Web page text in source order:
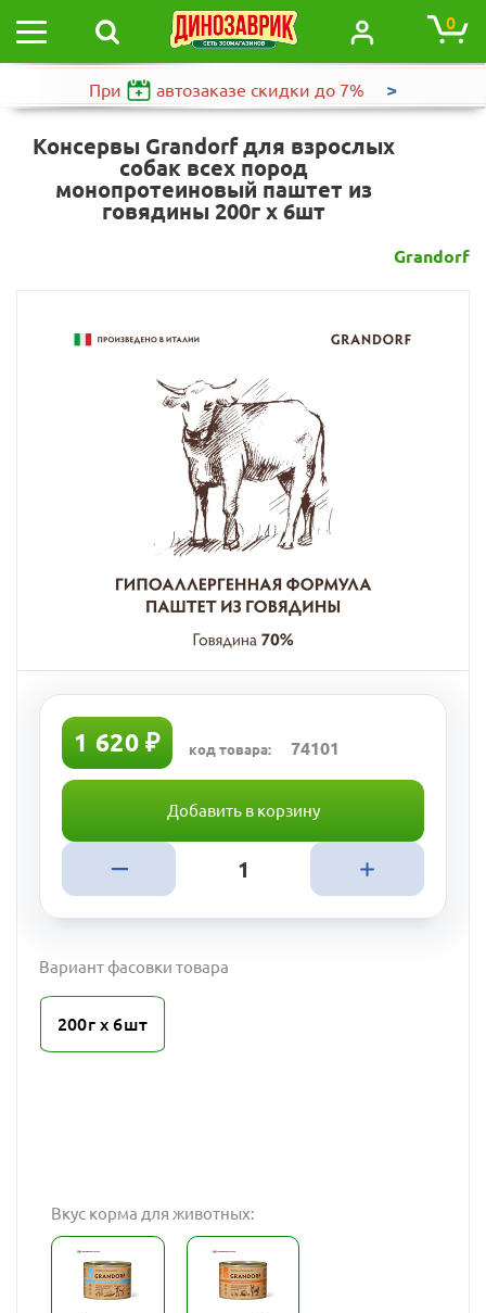
0
При автозаказе скидки до 7% >
Консервы Grandorf для взрослых
собак всех пород
монопротеиновый паштет из
говядины 200г х 6шт
Grandorf
1 620 ₽ код товара: 74101
Добавить в корзину
Вариант фасовки товара
200г х 6шт
Вкус корма для животных: